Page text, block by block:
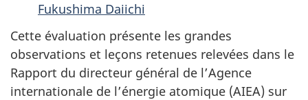
Fukushima Daiichi
Cette évaluation présente les grandes
observations et leçons retenues relevées dans le
Rapport du directeur général de l’Agence
internationale de l’énergie atomique (AIEA) sur